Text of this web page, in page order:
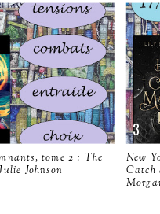
tome 2 : The
Johnson
New
Catch